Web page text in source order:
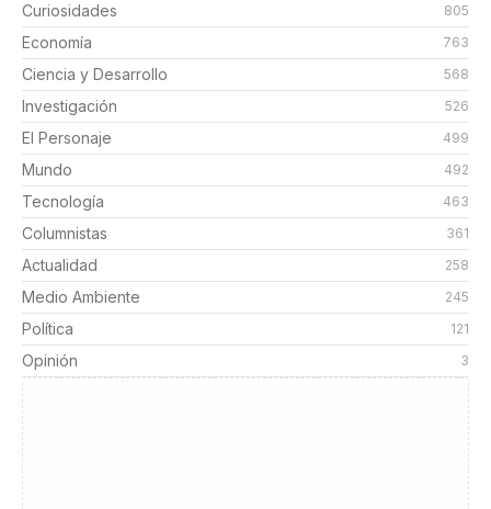
Curiosidades 805
Economía 763
Ciencia y Desarrollo 568
Investigación 526
El Personaje 499
Mundo 492
Tecnología 463
Columnistas 361
Actualidad 258
Medio Ambiente 245
Política 121
Opinión 3